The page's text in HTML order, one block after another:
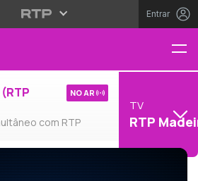
Entrar
com RTP
NO AR
TV
RTP